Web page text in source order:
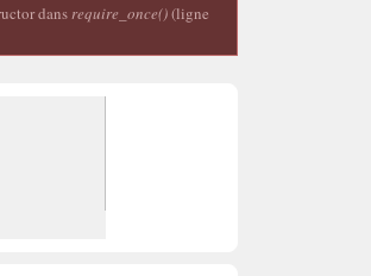
dans require_once()(ligne